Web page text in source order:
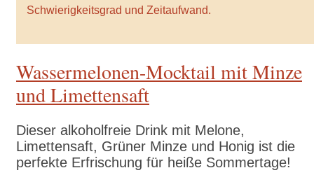
Schwierigkeitsgrad und Zeitaufwand.
Wassermelonen-Mocktail mit Minze
und Limettensaft
Dieser alkoholfreie Drink mit Melone,
Limettensaft, Grüner Minze und Honig ist die
perfekte Erfrischung für heiße Sommertage!